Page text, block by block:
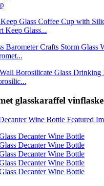
Keep Glass...
glasskaraffel vinflaske